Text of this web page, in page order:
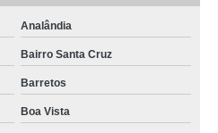
Analândia
Bairro Santa Cruz
Barretos
Boa Vista